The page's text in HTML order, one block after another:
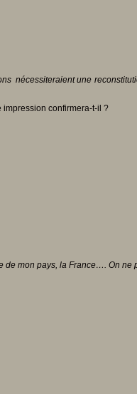
nécessiteraient une
impression confirmera-t-il ?
mon pays, la France…. On